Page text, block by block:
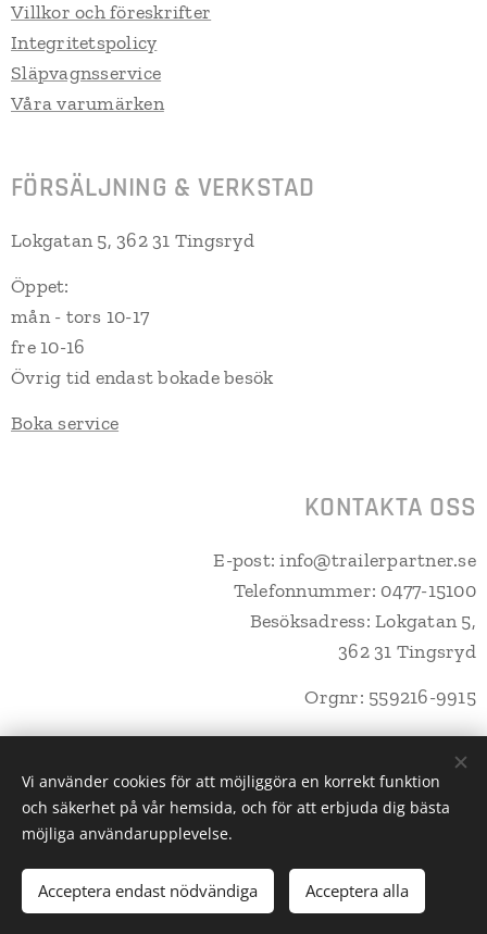
Lägg i kundvagnen
Villkor och föreskrifter
Integritetspolicy
Släpvagnsservice
Våra varumärken
FÖRSÄLJNING & VERKSTAD
Lokgatan 5, 362 31 Tingsryd
Öppet:
mån - tors 10-17
fre 10-16
Övrig tid endast bokade besök
Boka service
KONTAKTA OSS
E-post: info@trailerpartner.se
Telefonnummer: 0477-15100
Besöksadress: Lokgatan 5,
362 31 Tingsryd
Orgnr: 559216-9915
Trailerpartner Tingsryd AB Cookies
Vi använder cookies för att möjliggöra en korrekt funktion
och säkerhet på vår hemsida, och för att erbjuda dig bästa
möjliga användarupplevelse.
Acceptera endast nödvändiga Acceptera alla